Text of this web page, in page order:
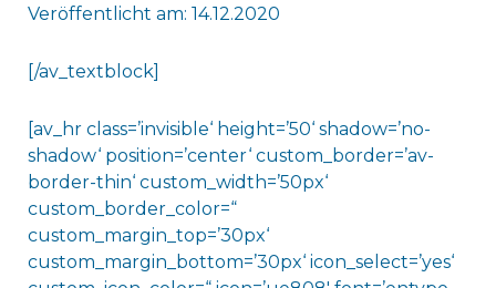
Veröffentlicht am: 14.12.2020
[/av_textblock]
[av_hr class=’invisible‘ height=’50‘ shadow=’no-
shadow‘ position=’center‘ custom_border=’av-
border-thin‘ custom_width=’50px‘
custom_border_color=“
custom_margin_top=’30px‘
custom_margin_bottom=’30px‘ icon_select=’yes‘